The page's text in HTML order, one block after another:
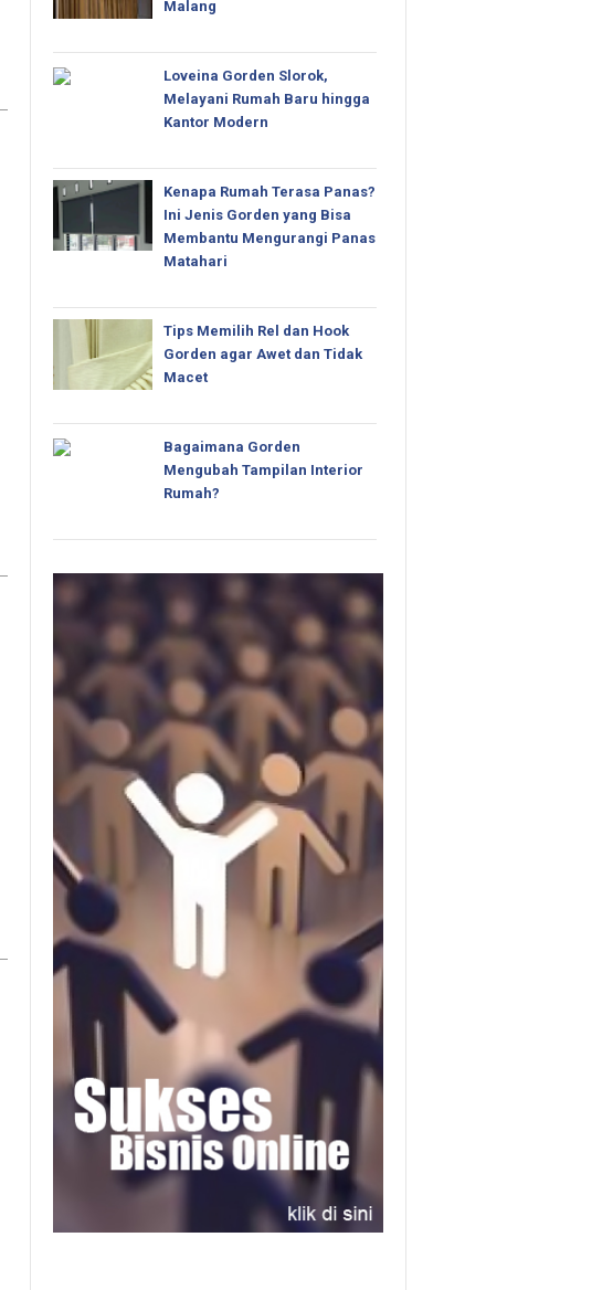
Malang
Loveina Gorden Slorok,
Melayani Rumah Baru hingga
Kantor Modern
Kenapa Rumah Terasa Panas?
Ini Jenis Gorden yang Bisa
Membantu Mengurangi Panas
Matahari
Tips Memilih Rel dan Hook
Gorden agar Awet dan Tidak
Macet
Bagaimana Gorden
Mengubah Tampilan Interior
Rumah?